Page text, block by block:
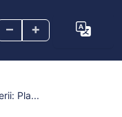
– +
Pla...